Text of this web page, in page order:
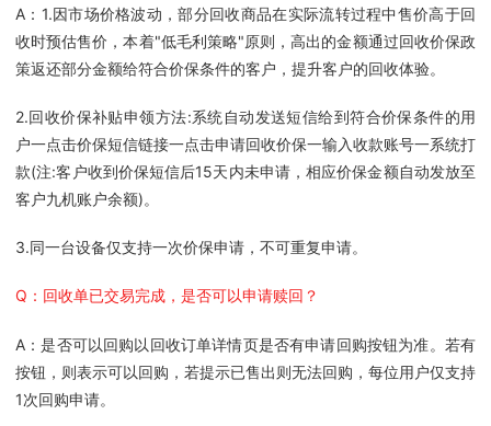
A：1.因市场价格波动，部分回收商品在实际流转过程中售价高于回
收时预估售价，本着"低毛利策略"原则，高出的金额通过回收价保政
策返还部分金额给符合价保条件的客户，提升客户的回收体验。
2.回收价保补贴申领方法:系统自动发送短信给到符合价保条件的用
户一点击价保短信链接一点击申请回收价保一输入收款账号一系统打
款(注:客户收到价保短信后15天内未申请，相应价保金额自动发放至
客户九机账户余额)。
3.同一台设备仅支持一次价保申请，不可重复申请。
Q：回收单已交易完成，是否可以申请赎回？
A：是否可以回购以回收订单详情页是否有申请回购按钮为准。若有
按钮，则表示可以回购，若提示已售出则无法回购，每位用户仅支持
1次回购申请。